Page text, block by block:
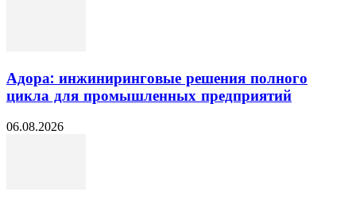
Адора: инжиниринговые решения полного
цикла для промышленных предприятий
06.08.2026